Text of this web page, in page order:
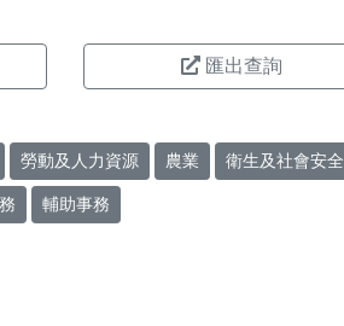
匯出查詢
勞動及人力資源 農業 衛生及社會安全
輔助事務